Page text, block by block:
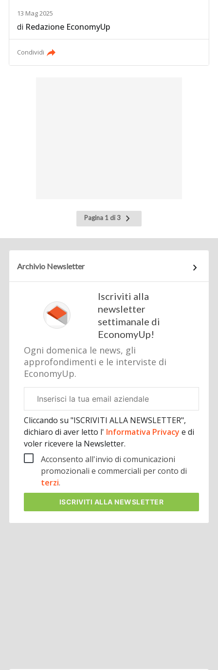
13 Mag 2025
di Redazione EconomyUp
Condividi
Pagina 1 di 3
Pagina
successiva
Archivio Newsletter
Iscriviti alla
newsletter
settimanale di
EconomyUp!
Ogni domenica le news, gli
approfondimenti e le interviste di
EconomyUp.
aziendale
Cliccando su "ISCRIVITI ALLA NEWSLETTER",
dichiaro di aver letto l' Informativa Privacye di
voler ricevere la Newsletter.
Acconsento all'invio di comunicazioni
promozionali e commerciali per conto di
terzi.
ISCRIVITI ALLA NEWSLETTER